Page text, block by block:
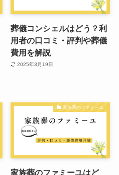
葬儀コンシェルはどう？利
用者の口コミ・評判や葬儀
費用を解説
2025年3月19日
家族葬のファミーユ
家族葬のファミーユはど